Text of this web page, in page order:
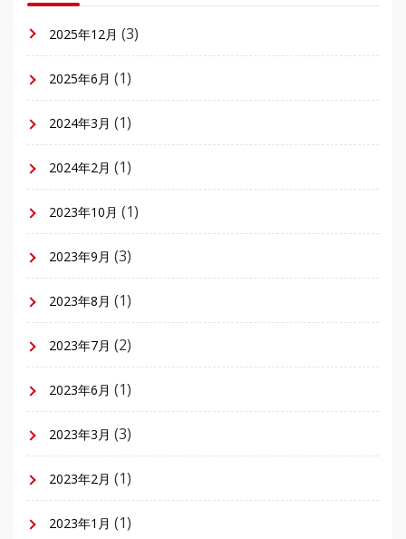
2025年12月 (3)
2025年6月 (1)
2024年3月 (1)
2024年2月 (1)
2023年10月 (1)
2023年9月 (3)
2023年8月 (1)
2023年7月 (2)
2023年6月 (1)
2023年3月 (3)
2023年2月 (1)
2023年1月 (1)